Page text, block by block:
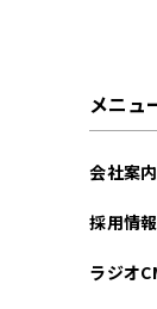
メニュ
会社案内
採用情報
ラジオ